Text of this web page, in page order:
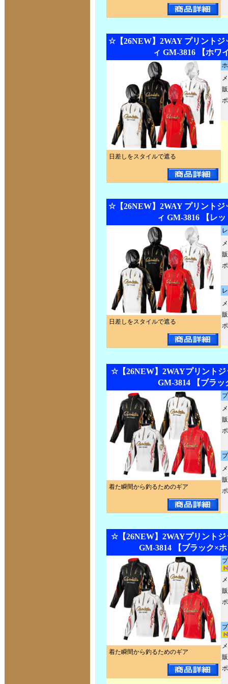
☆【26NEW】2WAY プリントジ
ィ GM-3816 【ホワ
日差しをスタイルで遮る
☆【26NEW】2WAY プリントジ
ィ GM-3816 【レッ
日差しをスタイルで遮る
☆【26NEW】2WAYプリントジ
GM-3814 【ブラッ
着た瞬間から釣るためのギア
☆【26NEW】2WAYプリントジ
GM-3814 【ブラック×
着た瞬間から釣るためのギア